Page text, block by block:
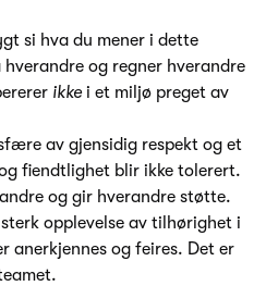
si hva du mener i dette
og regner hverandre
ikkei et miljø preget av
av gjensidig respekt og et
fiendtlighet blir ikke tolerert.
og gir hverandre støtte.
opplevelse av tilhørighet i
anerkjennes og feires. Det er